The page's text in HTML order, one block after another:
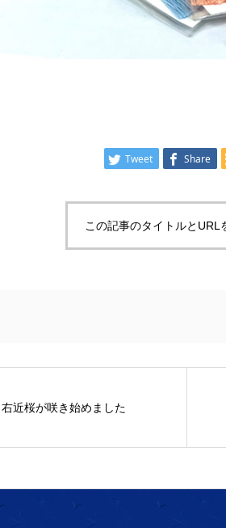
Tweet Share
この記事のタイトルとURL
近桜が咲き始めました